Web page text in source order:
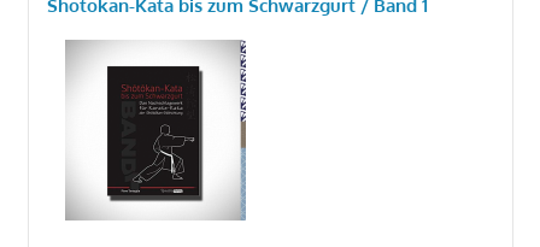
Shotokan-Kata bis zum Schwarzgurt / Band 1